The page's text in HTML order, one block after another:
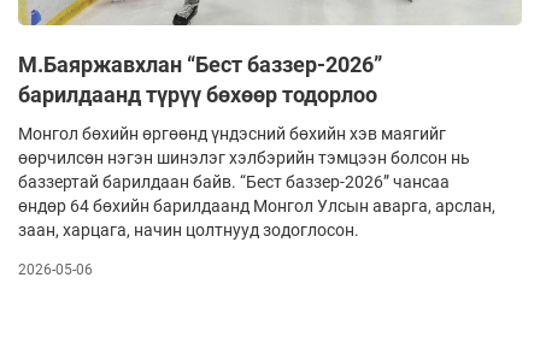
М.Баяржавхлан “Бест баззер-2026”
барилдаанд түрүү бөхөөр тодорлоо
Монгол бөхийн өргөөнд үндэсний бөхийн хэв маягийг
өөрчилсөн нэгэн шинэлэг хэлбэрийн тэмцээн болсон нь
баззертай барилдаан байв. “Бест баззер-2026” чансаа
өндөр 64 бөхийн барилдаанд Монгол Улсын аварга, арслан,
заан, харцага, начин цолтнууд зодоглосон.
2026-05-06